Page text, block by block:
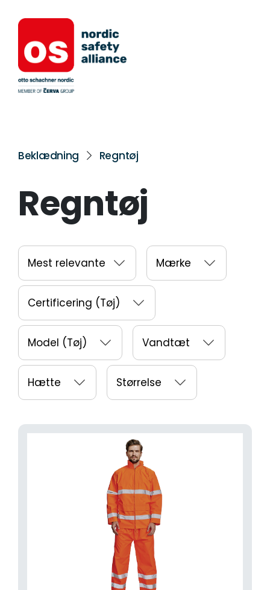
Beklædning Regntøj
Regntøj
Mest relevante Mærke
Certificering (Tøj)
Model (Tøj) Vandtæt
Hætte Størrelse